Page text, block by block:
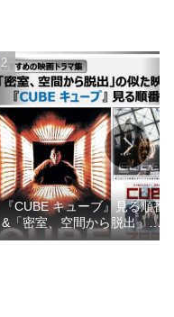
『CUBE キューブ』見る順番
&「密室、空間から脱出」の
似た映画【おすすめの映画ド